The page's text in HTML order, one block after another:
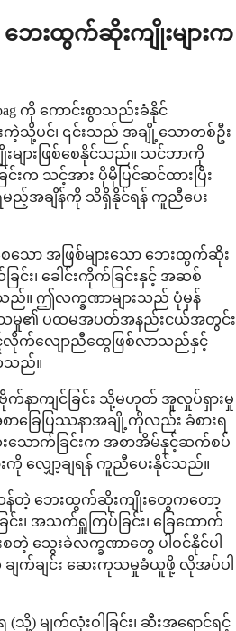
ဘေးထွက်ဆိုးကျိုးများက
ကို ကောင်းစွာသည်းခံနိုင်
ကဲ့သို့ပင်၊ ၎င်းသည် အချို့သောတစ်ဦး
များဖြစ်စေနိုင်သည်။ သင်ဘာကို
းက သင့်အား ပိုမိုပြင်ဆင်ထားပြီး
အချိန်ကို သိရှိနိုင်ရန် ကူညီပေး
သော အဖြစ်များသော ဘေးထွက်ဆိုး
ြင်း၊ ခေါင်းကိုက်ခြင်းနှင့် အဆစ်
ည်။ ဤလက္ခဏာများသည် ပုံမှန်
ြီး ကုသမှု၏ ပထမအပတ်အနည်းငယ်အတွင်း
င့်လိုက်လျောညီထွေဖြစ်လာသည်နှင့်
သည်။
က်နာကျင်ခြင်း သို့မဟုတ် အူလှုပ်ရှားမှု
ာခြေပြဿနာအချို့ကိုလည်း ခံစားရ
သောက်ခြင်းက အစာအိမ်နှင့်ဆက်စပ်
ကို လျှော့ချရန် ကူညီပေးနိုင်သည်။
းထန်တဲ့ ဘေးထွက်ဆိုးကျိုးတွေကတော့
၊ အသက်ရှူကြပ်ခြင်း၊ ခြေထောက်
းစတဲ့ သွေးခဲလက္ခဏာတွေ ပါဝင်နိုင်ပါ
ချက်ချင်း ဆေးကုသမှုခံယူဖို့ လိုအပ်ပါ
) မျက်လုံးဝါခြင်း၊ ဆီးအရောင်ရင့်